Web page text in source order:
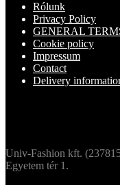
Rólunk
Privacy Policy
GENERAL
Cookie policy
Impressum
Contact
Delivery
Univ-Fashion kft.
Egyetem tér 1.